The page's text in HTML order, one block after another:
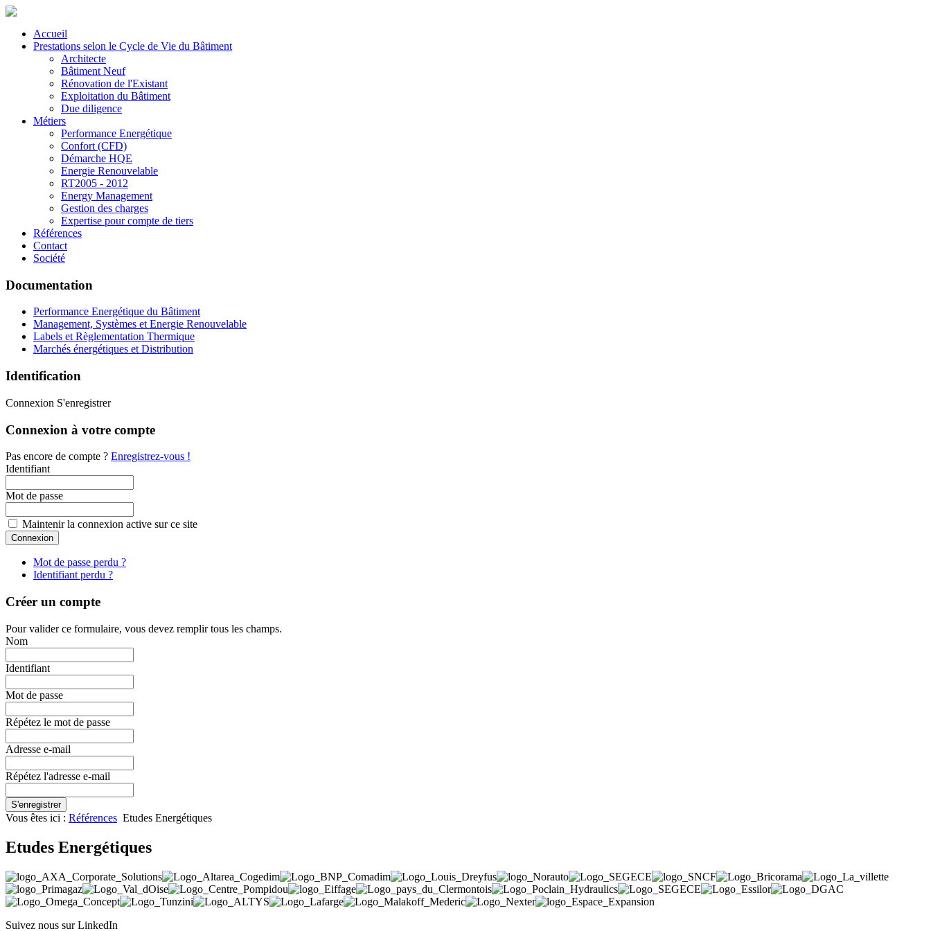
Accueil
Prestations selon le Cycle de Vie du Bâtiment
Architecte
Bâtiment Neuf
Rénovation de l'Existant
Exploitation du Bâtiment
Due diligence
Métiers
Performance Energétique
Confort (CFD)
Démarche HQE
Energie Renouvelable
RT2005 - 2012
Energy Management
Gestion des charges
Expertise pour compte de tiers
Références
Contact
Société
Documentation
Performance Energétique du Bâtiment
Management, Systèmes et Energie Renouvelable
Labels et Règlementation Thermique
Marchés énergétiques et Distribution
Identification
Connexion S'enregistrer
Connexion à votre compte
Pas encore de compte ? Enregistrez-vous !
Identifiant
Mot de passe
Maintenir la connexion active sur ce site
Mot de passe perdu ?
Identifiant perdu ?
Créer un compte
Pour valider ce formulaire, vous devez remplir tous les champs.
Nom
Identifiant
Mot de passe
Répétez le mot de passe
Adresse e-mail
Répétez l'adresse e-mail
S'enregistrer
Vous êtes ici : Références Etudes Energétiques
Etudes Energétiques
Suivez nous sur LinkedIn